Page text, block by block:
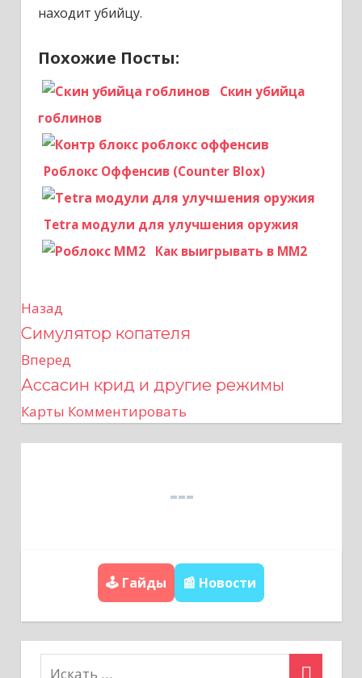
находит убийцу.
Похожие Посты:
Скин убийца
гоблинов
Роблокс Оффенсив (Counter Blox)
Tetra модули для улучшения оружия
Как выигрывать в ММ2
Н
а
в
и
Назад
Симулятор копателя
Вперед
Ассасин крид и другие режимы
Карты Комментировать
🕹️ Гайды 📰 Новости